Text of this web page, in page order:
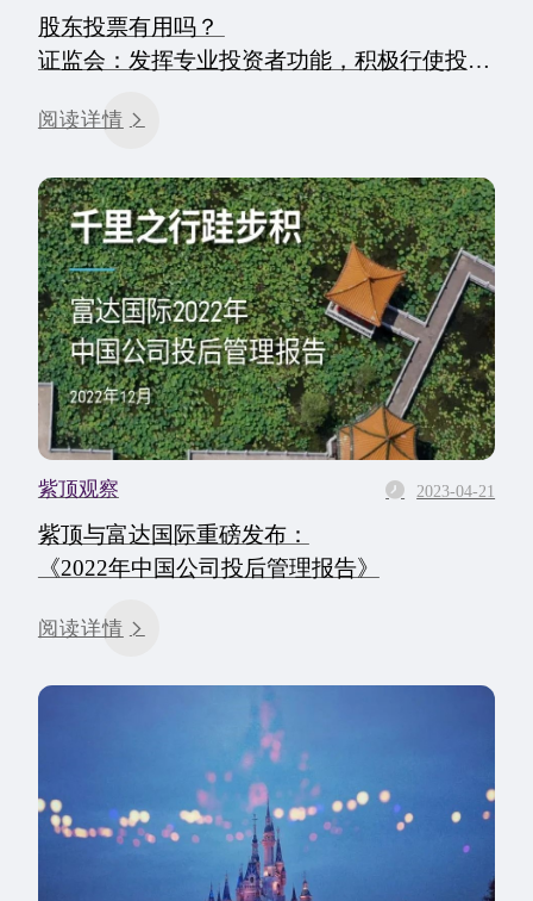
股东投票有用吗？
证监会：发挥专业投资者功能，积极行使投票
阅读详情
紫顶观察 2023-04-21
紫顶与富达国际重磅发布：
《2022年中国公司投后管理报告》
阅读详情